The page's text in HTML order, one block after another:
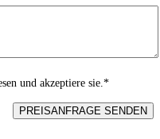
und akzeptiere sie.*